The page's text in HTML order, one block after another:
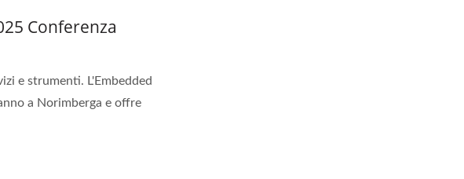
Conferenza
e strumenti. L'Embedded
a Norimberga e offre